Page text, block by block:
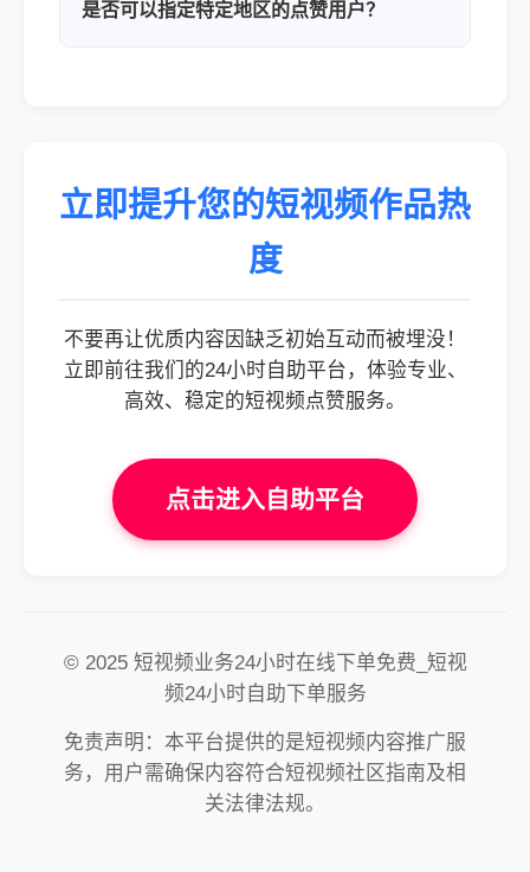
是否可以指定特定地区的点赞用户？
立即提升您的短视频作品热
度
不要再让优质内容因缺乏初始互动而被埋没！
立即前往我们的24小时自助平台，体验专业、
高效、稳定的短视频点赞服务。
点击进入自助平台
© 2025 短视频业务24小时在线下单免费_短视
频24小时自助下单服务
免责声明：本平台提供的是短视频内容推广服
务，用户需确保内容符合短视频社区指南及相
关法律法规。